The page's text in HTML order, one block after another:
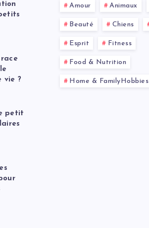
vie ?
petit
Amour Animaux
Beauté Chiens
Esprit Fitness
Food & Nutrition
Home & FamilyHobbies